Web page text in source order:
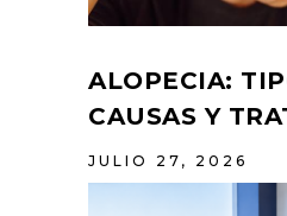
ALOPECIA:
CAUSAS Y
JULIO 27, 2026